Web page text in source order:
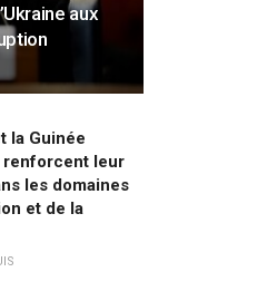
aux
la Guinée
renforcent leur
les domaines
et de la